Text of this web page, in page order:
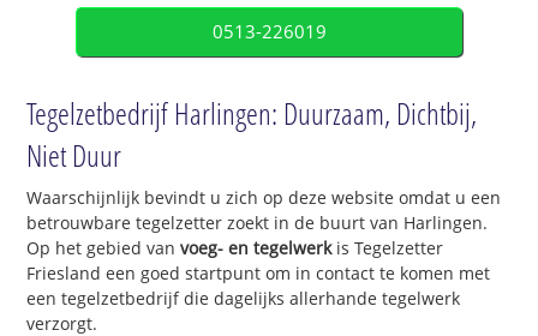
0513-226019
Tegelzetbedrijf Harlingen: Duurzaam, Dichtbij,
Niet Duur
Waarschijnlijk bevindt u zich op deze website omdat u een
betrouwbare tegelzetter zoekt in de buurt van Harlingen.
Op het gebied van voeg- en tegelwerkis Tegelzetter
Friesland een goed startpunt om in contact te komen met
een tegelzetbedrijf die dagelijks allerhande tegelwerk
verzorgt.